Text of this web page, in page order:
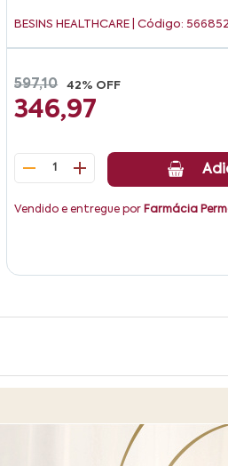
BESINS HEALTHCARE | Código:
597,10 42% OFF
346,97
1
Vendido e entregue por Farmácia